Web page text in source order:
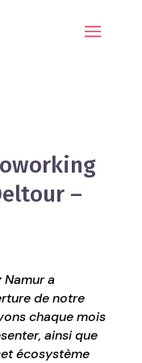
–
a
de notre
chaque mois
ainsi que
écosystème